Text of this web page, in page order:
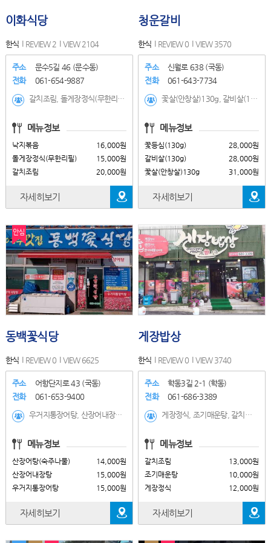
이화식당
한식 REVIEW 2 VIEW 2104
주소
문수5길 46 (문수동)
전화
061-654-9887
갈치조림, 돌게장정식(무한리필), 낙지볶음
메뉴정보
낙지볶음
16,000원
돌게장정식(무한리필)
15,000원
갈치조림
20,000원
자세히보기
청운갈비
한식 REVIEW 0 VIEW 3570
주소
신월로 638 (국동)
전화
061-643-7734
꽃살(안창살)130g, 갈비살(130g), 꽃등심(130g), 육회(200g), 돼지갈비(200g), 생삼겹(150g), 육회비빔밥, 곰탕, 한우갈비탕, 정식냉면
메뉴정보
꽃등심(130g)
28,000원
갈비살(130g)
28,000원
꽃살(안창살)130g
31,000원
자세히보기
안심
동백꽃식당
한식 REVIEW 0 VIEW 6625
주소
어항단지로 43 (국동)
전화
061-653-9400
우거지통장어탕, 산장어내장탕, 산장어탕(숙주나물), 우거지장어탕, 붕장어구이, 붕장어샤브샤브, 백반(아침식사)
메뉴정보
산장어탕(숙주나물)
14,000원
산장어내장탕
15,000원
우거지통장어탕
15,000원
자세히보기
게장밥상
한식 REVIEW 0 VIEW 3740
주소
학동3길 2-1 (학동)
전화
061-686-3389
게장정식, 조기매운탕, 갈치조림, 생선구이, 해물갈비찜
메뉴정보
갈치조림
13,000원
조기매운탕
10,000원
게장정식
12,000원
자세히보기